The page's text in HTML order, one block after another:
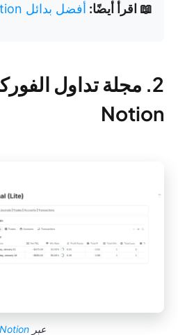
📖 اقرأ أيضًا: أفضل بدائل Notion
Notion
عبرNotion